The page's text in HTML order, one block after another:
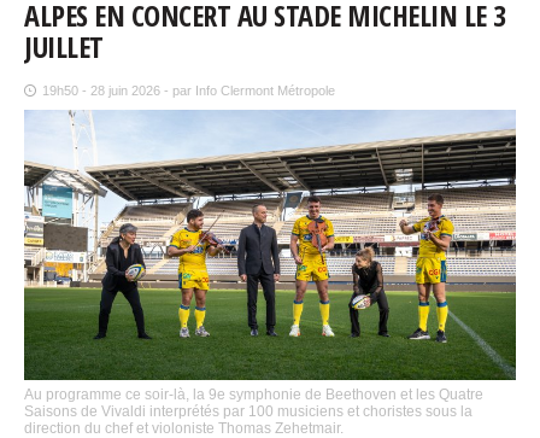
ALPES EN CONCERT AU STADE MICHELIN LE 3
JUILLET
19h50 - 28 juin 2026 - par Info Clermont Métropole
Au programme ce soir-là, la 9e symphonie de Beethoven et les Quatre
Saisons de Vivaldi interprétés par 100 musiciens et choristes sous la
direction du chef et violoniste Thomas Zehetmair.